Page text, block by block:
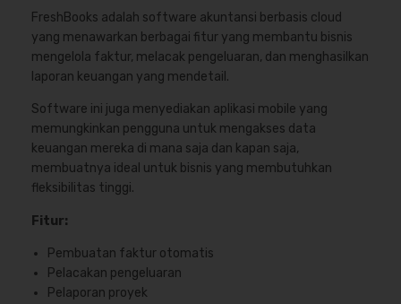
FreshBooks adalah software akuntansi berbasis cloud
yang menawarkan berbagai fitur yang membantu bisnis
mengelola faktur, melacak pengeluaran, dan menghasilkan
laporan keuangan yang mendetail.
Software ini juga menyediakan aplikasi mobile yang
memungkinkan pengguna untuk mengakses data
keuangan mereka di mana saja dan kapan saja,
membuatnya ideal untuk bisnis yang membutuhkan
fleksibilitas tinggi.
Fitur:
Pembuatan faktur otomatis
Pelacakan pengeluaran
Pelaporan proyek